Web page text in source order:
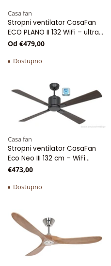
Casa fan
Stropni ventilator CasaFan
ECO PLANO II 132 WiFi – ultra
ravan i tih za niske stropove
Od €479,00
Dostupno
Casa fan
Stropni ventilator CasaFan
Eco Neo III 132 cm – WiFi
upravljanje i tihi DC motor
€473,00
Dostupno